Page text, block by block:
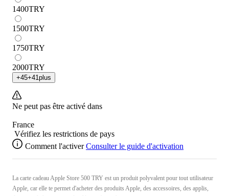
1400TRY
1500TRY
1750TRY
2000TRY
+45+41 plus
Ne peut pas être activé dans
France
Vérifiez les restrictions de pays
Comment l'activer Consulter le guide d'activation
La carte cadeau Apple Store 500 TRY est un produit polyvalent pour tout utilisateur
Apple, car elle te permet d'acheter des produits Apple, des accessoires, des applis,